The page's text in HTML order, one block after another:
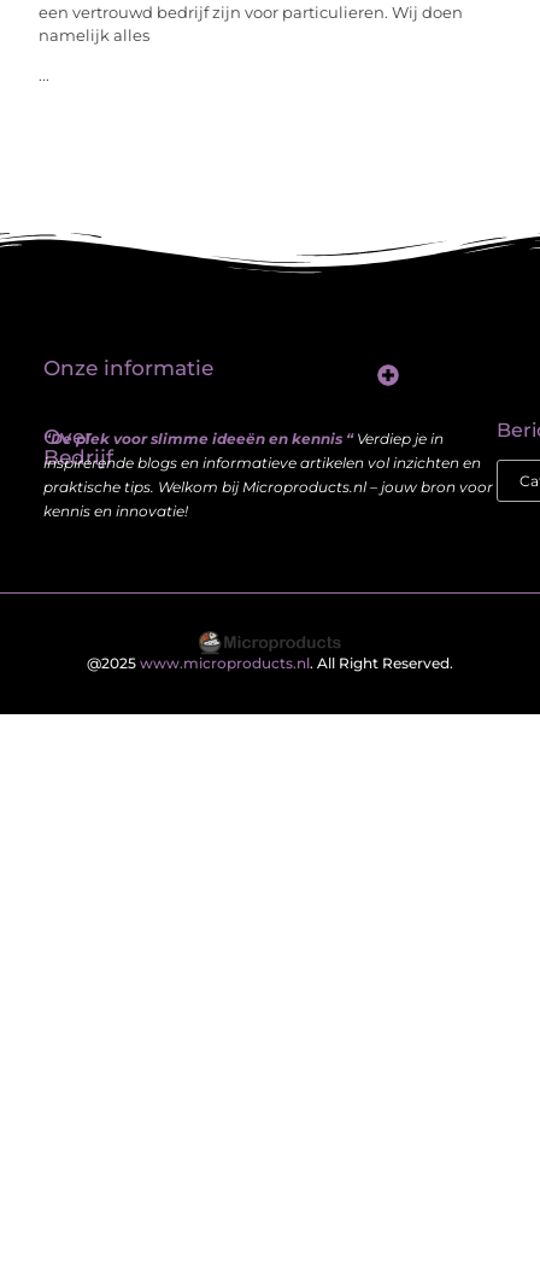
een vertrouwd bedrijf zijn voor particulieren. Wij doen
namelijk alles
...
Over
Bedrijf
“De plek voor slimme ideeën en kennis “Verdiep je in
inspirerende blogs en informatieve artikelen vol inzichten en
praktische tips. Welkom bij Microproducts.nl – jouw bron voor
kennis en innovatie!
Onze informatie
@2025 www.microproducts.nl. All Right Reserved.